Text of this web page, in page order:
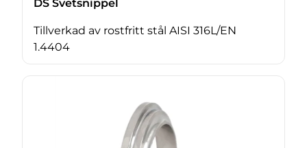
DS Svetsnippel
Tillverkad av rostfritt stål AISI 316L/EN
1.4404